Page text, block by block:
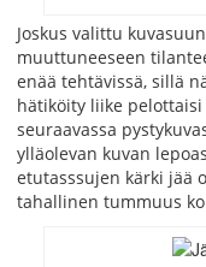
Joskus valittu
muuttuneeseen
enää tehtävissä, sillä
hätiköity liike
seuraavassa
ylläolevan kuvan
etutasssujen kärki jää
tahallinen tummuus